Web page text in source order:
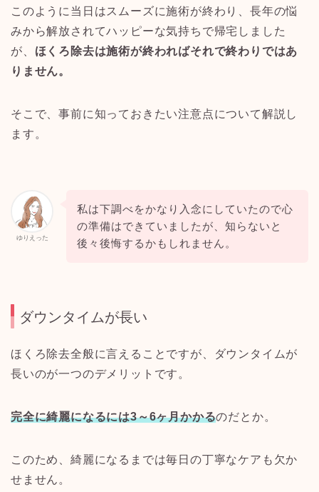
このように当日はスムーズに施術が終わり、長年の悩
みから解放されてハッピーな気持ちで帰宅しました
が、 ほくろ除去は施術が終わればそれで終わりではあ
りません。
そこで、事前に知っておきたい注意点について解説し
ます。
ゆりえった
私は下調べをかなり入念にしていたので心
の準備はできていましたが、知らないと
後々後悔するかもしれません。
ダウンタイムが長い
ほくろ除去全般に言えることですが、ダウンタイムが
長いのが一つのデメリットです。
完全に綺麗になるには3～6ヶ月かかるのだとか。
このため、綺麗になるまでは毎日の丁寧なケアも欠か
せません。